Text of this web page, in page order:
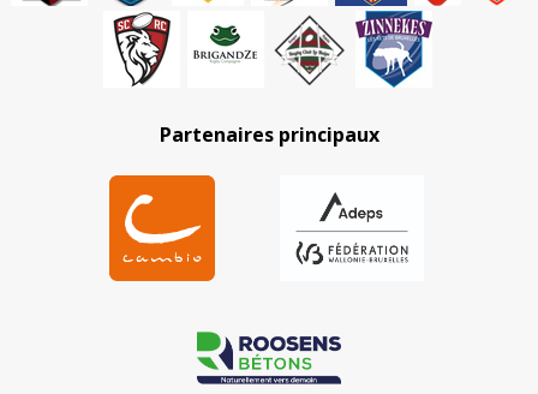
Partenaires principaux